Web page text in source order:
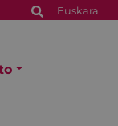
Euskara